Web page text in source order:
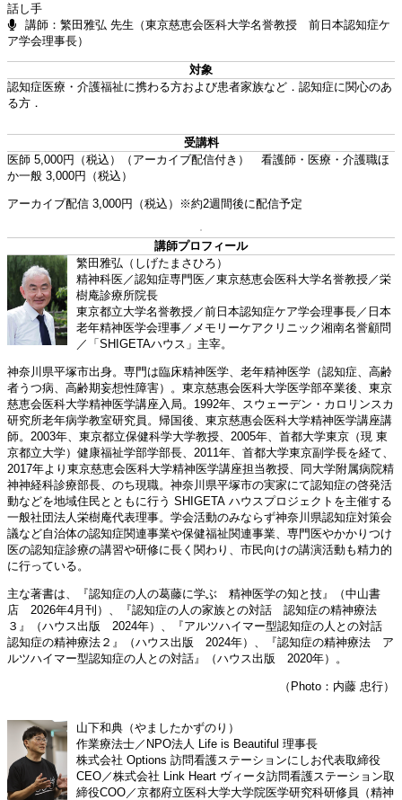
話し手
講師：繁田雅弘 先生（東京慈恵会医科大学名誉教授 前日本認知症ケ
ア学会理事長）
対象
認知症医療・介護福祉に携わる方および患者家族など．認知症に関心のあ
る方．
受講料
医師 5,000円（税込）（アーカイブ配信付き） 看護師・医療・介護職ほ
か一般 3,000円（税込）
アーカイブ配信 3,000円（税込）※約2週間後に配信予定
講師プロフィール
繁田雅弘（しげたまさひろ）
精神科医／認知症専門医／東京慈恵会医科大学名誉教授／栄
樹庵診療所院長
東京都立大学名誉教授／前日本認知症ケア学会理事長／日本
老年精神医学会理事／メモリーケアクリニック湘南名誉顧問
／「SHIGETAハウス」主宰。
神奈川県平塚市出身。専門は臨床精神医学、老年精神医学（認知症、高齢
者うつ病、高齢期妄想性障害）。東京慈惠会医科大学医学部卒業後、東京
慈恵会医科大学精神医学講座入局。1992年、スウェーデン・カロリンスカ
研究所老年病学教室研究員。帰国後、東京慈惠会医科大学精神医学講座講
師。2003年、東京都立保健科学大学教授、2005年、首都大学東京（現 東
京都立大学）健康福祉学部学部長、2011年、首都大学東京副学長を経て、
2017年より東京慈恵会医科大学精神医学講座担当教授、同大学附属病院精
神神経科診療部長、のち現職。神奈川県平塚市の実家にて認知症の啓発活
動などを地域住民とともに行う SHIGETA ハウスプロジェクトを主催する
一般社団法人栄樹庵代表理事。学会活動のみならず神奈川県認知症対策会
議など自治体の認知症関連事業や保健福祉関連事業、専門医やかかりつけ
医の認知症診療の講習や研修に長く関わり、市民向けの講演活動も精力的
に行っている。
主な著書は、『認知症の人の葛藤に学ぶ 精神医学の知と技』（中山書
店 2026年4月刊）、『認知症の人の家族との対話 認知症の精神療法
３』（ハウス出版 2024年）、『アルツハイマー型認知症の人との対話
認知症の精神療法２』（ハウス出版 2024年）、『認知症の精神療法 ア
ルツハイマー型認知症の人との対話』（ハウス出版 2020年）。
（Photo：内藤 忠行）
山下和典（やましたかずのり）
作業療法士／NPO法人 Life is Beautiful 理事長
株式会社 Options 訪問看護ステーションにしお代表取締役
CEO／株式会社 Link Heart ヴィータ訪問看護ステーション取
締役COO／京都府立医科大学大学院医学研究科研修員（精神